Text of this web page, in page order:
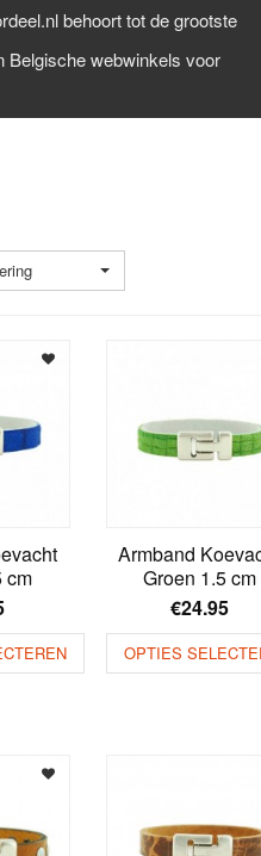
behoort tot de grootste
Belgische webwinkels voor
cm
Armband
Groen 1.5 cm
€24.95
OPTIES